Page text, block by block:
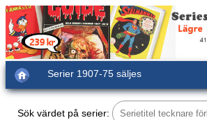
Serier 1907-75 säljes
Sök värdet på serier: